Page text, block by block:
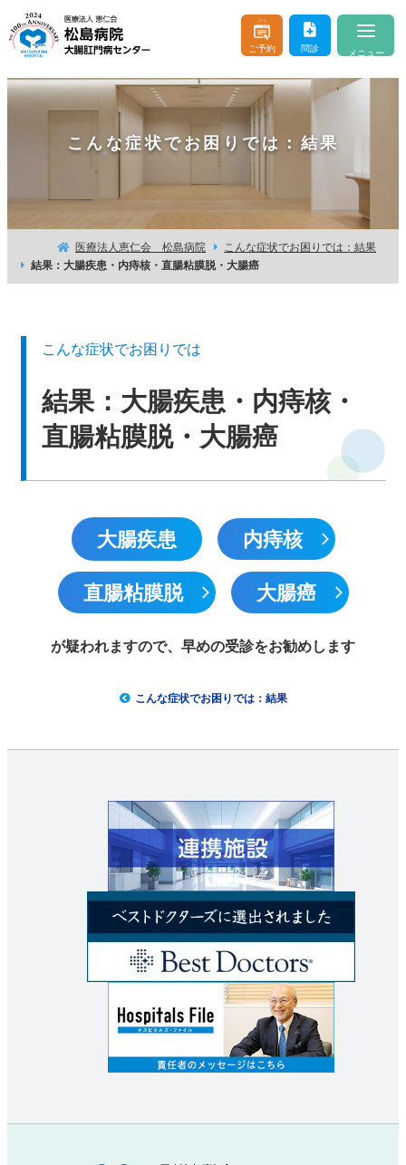
ご予約 問診 メニュー
当院について About
医師のご紹介 Doctor & Staff
Consultation
おなかやおしりの病気 Buttocks and Stomach
入院・お見舞い Hospitalization
交通アクセス
医療機関の方へ
こんな症状でお困りでは：結果
医療法人恵仁会 松島病院
こんな症状でお困りでは：結果
結果：大腸疾患・内痔核・直腸粘膜脱・大腸癌
こんな症状でお困りでは
結果：大腸疾患・内痔核・
直腸粘膜脱・大腸癌
大腸疾患 内痔核
直腸粘膜脱 大腸癌
が疑われますので、早めの受診をお勧めします
こんな症状でお困りでは：結果